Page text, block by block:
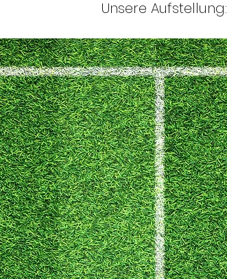
Unsere Aufstellung: